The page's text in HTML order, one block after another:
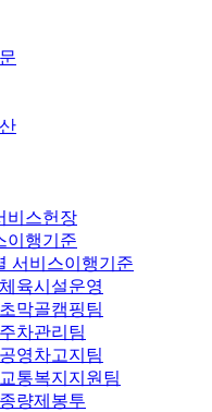
비스헌장
이행기준
서비스이행기준
체육시설운영
초막골캠핑팀
주차관리팀
공영차고지팀
교통복지지원팀
종량제봉투